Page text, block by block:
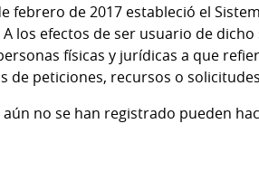
febrero de 2017 estableció el
los efectos de ser usuario de
físicas y jurídicas a que
de peticiones, recursos o
no se han registrado pueden